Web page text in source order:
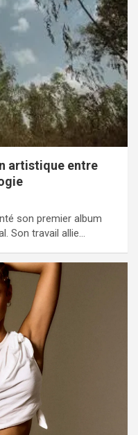
artistique entre
son premier album
Son travail allie…